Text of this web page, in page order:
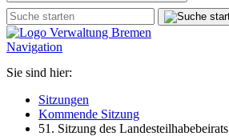
Navigation
Sie sind hier:
Sitzungen
Kommende Sitzung
51. Sitzung des Landesteilhabebeirats